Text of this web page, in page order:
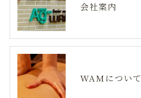
会社案内
WAMについて